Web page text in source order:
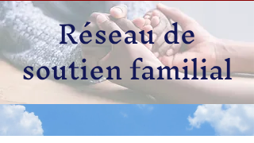
Réseau de
soutien familial